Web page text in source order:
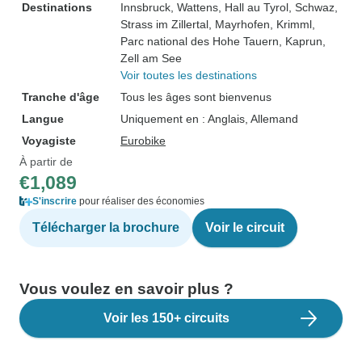
Destinations
Innsbruck , Wattens , Hall au Tyrol , Schwaz
Strass im Zillertal , Mayrhofen , Krimml
Parc national des Hohe Tauern , Kaprun
Zell am See
Voir toutes les destinations
Tranche d'âge
Tous les âges sont bienvenus
Langue
Uniquement en : Anglais, Allemand
Voyagiste
Eurobike
À partir de
€1,089
S'inscrire pour réaliser des économies
Télécharger la brochure Voir le circuit
Vous voulez en savoir plus ?
Voir les 150+ circuits